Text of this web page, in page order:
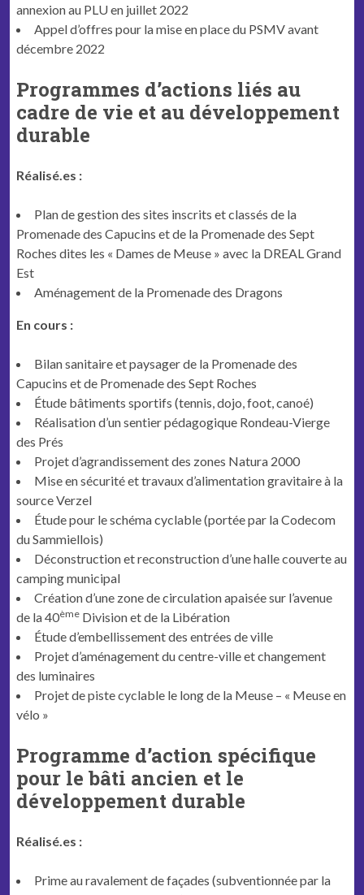
annexion au PLU en juillet 2022
Appel d’offres pour la mise en place du PSMV avant
décembre 2022
Programmes d’actions liés au
cadre de vie et au développement
durable
Réalisé.es :
Plan de gestion des sites inscrits et classés de la
Promenade des Capucins et de la Promenade des Sept
Roches dites les « Dames de Meuse » avec la DREAL Grand
Est
Aménagement de la Promenade des Dragons
En cours :
Bilan sanitaire et paysager de la Promenade des
Capucins et de Promenade des Sept Roches
Étude bâtiments sportifs (tennis, dojo, foot, canoé)
Réalisation d’un sentier pédagogique Rondeau-Vierge
des Prés
Projet d’agrandissement des zones Natura 2000
Mise en sécurité et travaux d’alimentation gravitaire à la
source Verzel
Étude pour le schéma cyclable (portée par la Codecom
du Sammiellois)
Déconstruction et reconstruction d’une halle couverte au
camping municipal
Création d’une zone de circulation apaisée sur l’avenue
de la 40ème Division et de la Libération
Étude d’embellissement des entrées de ville
Projet d’aménagement du centre-ville et changement
des luminaires
Projet de piste cyclable le long de la Meuse – « Meuse en
vélo »
Programme d’action spécifique
pour le bâti ancien et le
développement durable
Réalisé.es :
Prime au ravalement de façades (subventionnée par la